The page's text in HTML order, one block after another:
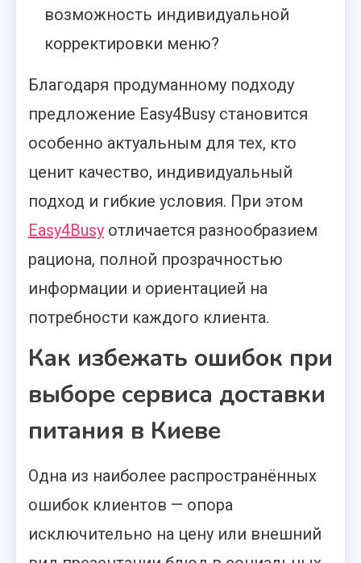
возможность индивидуальной
корректировки меню?
Благодаря продуманному подходу
предложение Easy4Busy становится
особенно актуальным для тех, кто
ценит качество, индивидуальный
подход и гибкие условия. При этом
Easy4Busy отличается разнообразием
рациона, полной прозрачностью
информации и ориентацией на
потребности каждого клиента.
Как избежать ошибок при
выборе сервиса доставки
питания в Киеве
Одна из наиболее распространённых
ошибок клиентов — опора
исключительно на цену или внешний